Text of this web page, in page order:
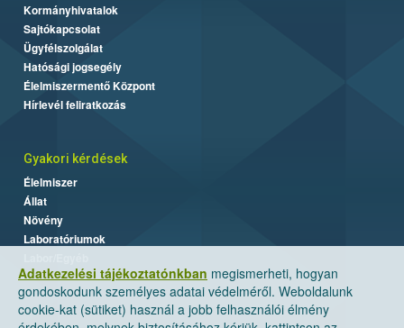
Adatkezelési tájékoztatónkban megismerheti, hogyan
gondoskodunk személyes adatai védelméről. Weboldalunk
cookie-kat (sütiket) használ a jobb felhasználói élmény
Kormányhivatalok
Sajtókapcsolat
Ügyfélszolgálat
Hatósági jogsegély
Élelmiszermentő Központ
Hírlevél feliratkozás
Gyakori kérdések
Élelmiszer
Állat
Növény
Laboratóriumok